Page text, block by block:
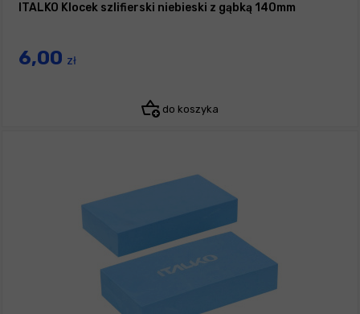
ITALKO Klocek szlifierski niebieski z gąbką 140mm
6,00 zł
do koszyka